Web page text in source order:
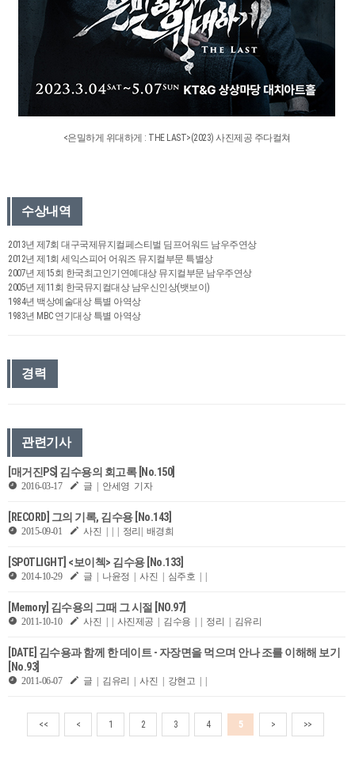
<은밀하게 위대하게 : THE LAST>(2023) 사진제공 주다컬쳐
수상내역
2013년 제7회 대구국제뮤지컬페스티벌 딤프어워드 남우주연상
2012년 제1회 세익스피어 어워즈 뮤지컬부문 특별상
2007년 제15회 한국최고인기연예대상 뮤지컬부문 남우주연상
2005년 제11회 한국뮤지컬대상 남우신인상(뱃보이)
1984년 백상예술대상 특별 아역상
1983년 MBC 연기대상 특별 아역상
경력
관련기사
[매거진PS] 김수용의 회고록 [No.150]
2016-03-17 글 | 안세영 기자
[​RECORD] 그의 기록, 김수용 [No.143]
2015-09-01 사진 | | | 정리| 배경희
[SPOTLIGHT] <보이첵> 김수용 [No.133]
2014-10-29 글 | 나윤정 | 사진 | 심주호 | |
[Memory] 김수용의 그때 그 시절 [NO.97]
2011-10-10 사진 | | 사진제공 | 김수용 | | 정리 | 김유리
[DATE] 김수용과 함께 한 데이트 - 자장면을 먹으며 안나 조를 이해해 보기
[No.93]
2011-06-07 글 | 김유리 | 사진 | 강현고 | |
<< < 1 2 3 4 5 > >>